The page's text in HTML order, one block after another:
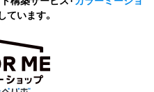
ています。